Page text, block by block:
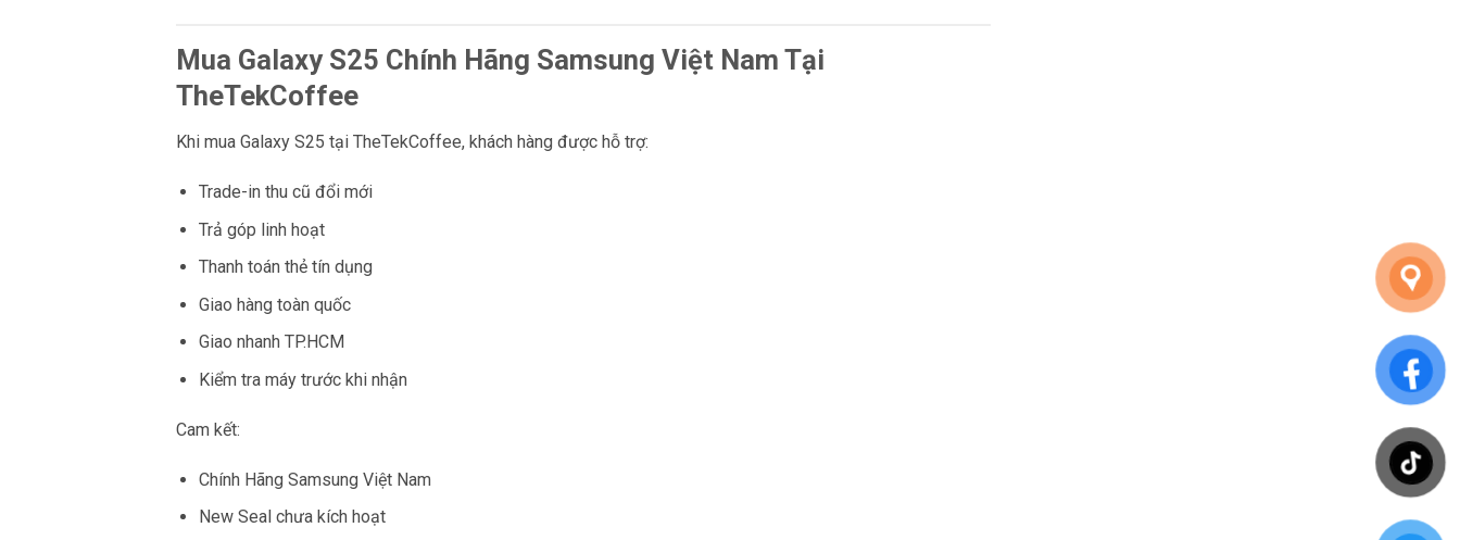
Mua Galaxy S25 Chính Hãng Samsung Việt Nam Tại
TheTekCoffee
Khi mua Galaxy S25 tại TheTekCoffee, khách hàng được hỗ trợ:
Trade-in thu cũ đổi mới
Trả góp linh hoạt
Thanh toán thẻ tín dụng
Giao hàng toàn quốc
Giao nhanh TP.HCM
Kiểm tra máy trước khi nhận
Cam kết:
Chính Hãng Samsung Việt Nam
New Seal chưa kích hoạt